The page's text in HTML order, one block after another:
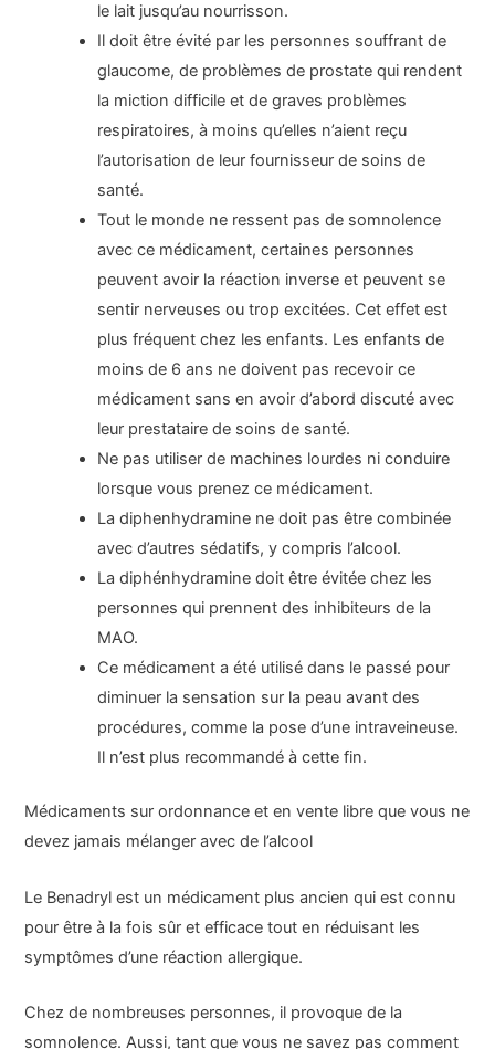
le lait jusqu’au nourrisson.
Il doit être évité par les personnes souffrant de
glaucome, de problèmes de prostate qui rendent
la miction difficile et de graves problèmes
respiratoires, à moins qu’elles n’aient reçu
l’autorisation de leur fournisseur de soins de
santé.
Tout le monde ne ressent pas de somnolence
avec ce médicament, certaines personnes
peuvent avoir la réaction inverse et peuvent se
sentir nerveuses ou trop excitées. Cet effet est
plus fréquent chez les enfants. Les enfants de
moins de 6 ans ne doivent pas recevoir ce
médicament sans en avoir d’abord discuté avec
leur prestataire de soins de santé.
Ne pas utiliser de machines lourdes ni conduire
lorsque vous prenez ce médicament.
La diphenhydramine ne doit pas être combinée
avec d’autres sédatifs, y compris l’alcool.
La diphénhydramine doit être évitée chez les
personnes qui prennent des inhibiteurs de la
MAO.
Ce médicament a été utilisé dans le passé pour
diminuer la sensation sur la peau avant des
procédures, comme la pose d’une intraveineuse.
Il n’est plus recommandé à cette fin.
Médicaments sur ordonnance et en vente libre que vous ne
devez jamais mélanger avec de l’alcool
Le Benadryl est un médicament plus ancien qui est connu
pour être à la fois sûr et efficace tout en réduisant les
symptômes d’une réaction allergique.
Chez de nombreuses personnes, il provoque de la
somnolence. Aussi, tant que vous ne savez pas comment